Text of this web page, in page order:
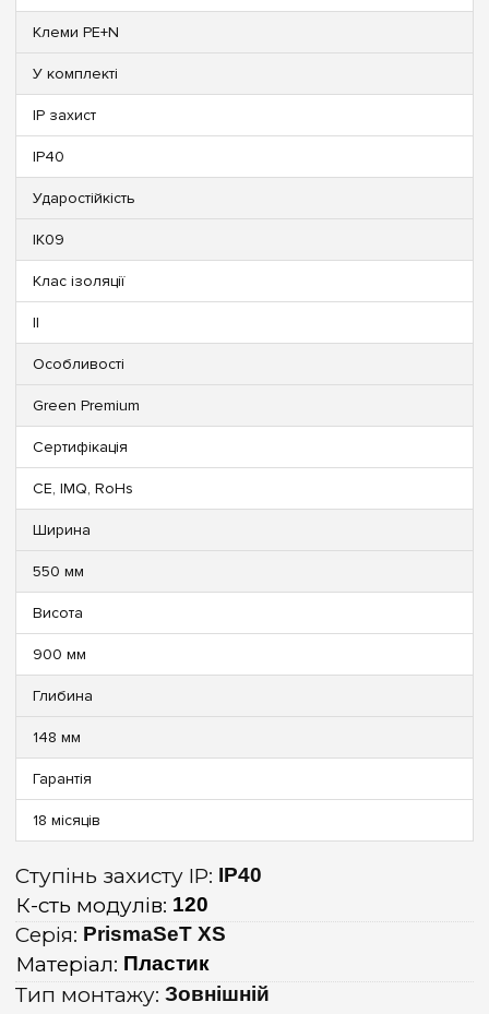
Клеми PE+N
У комплекті
IP захист
IP40
Ударостійкість
IK09
Клас ізоляції
II
Особливості
Green Premium
Сертифікація
CE, IMQ, RoHs
Ширина
550 мм
Висота
900 мм
Глибина
148 мм
Гарантія
18 місяців
Ступінь захисту IP: IP40
К-сть модулів: 120
Серія: PrismaSeT XS
Матеріал: Пластик
Тип монтажу: Зовнішній